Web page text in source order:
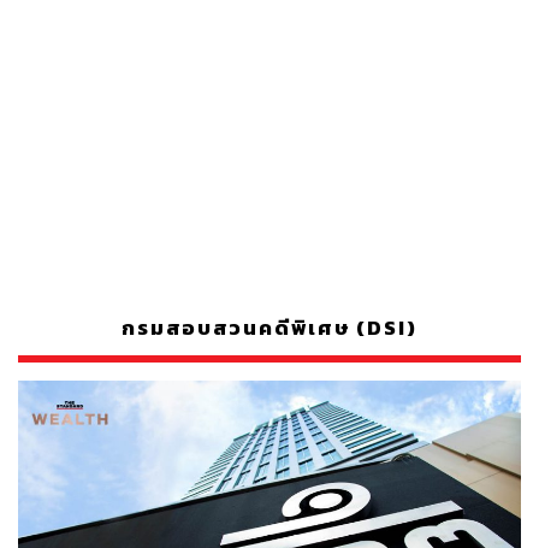
กรมสอบสวนคดีพิเศษ (DSI)